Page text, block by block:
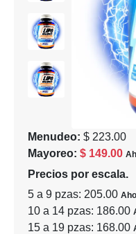
Menudeo: $ 223.00
Mayoreo: $ 149.00
Precios por escala.
5 a 9 pzas: 205.00
10 a 14 pzas: 186.00
15 a 19 pzas: 168.00